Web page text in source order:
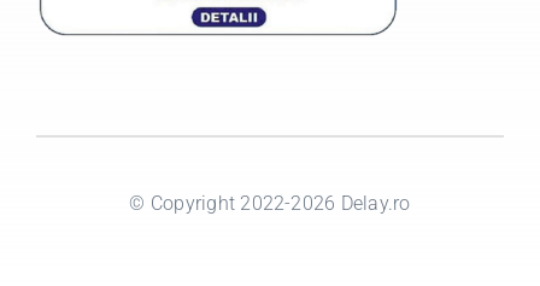
© Copyright 2022-2026 Delay.ro